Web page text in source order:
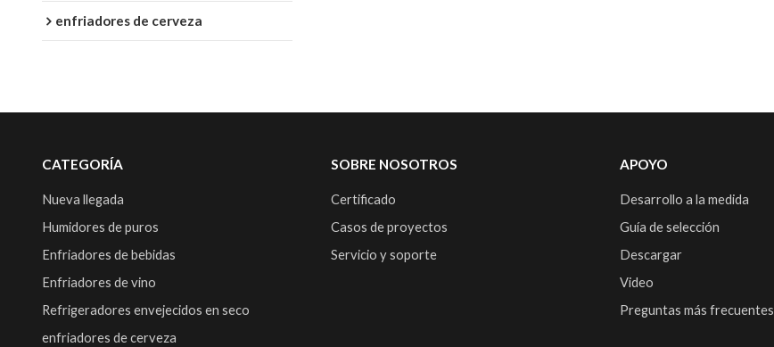
enfriadores de cerveza
CATEGORÍA
Nueva llegada
Humidores de puros
Enfriadores de bebidas
Enfriadores de vino
Refrigeradores envejecidos en seco
enfriadores de cerveza
SOBRE NOSOTROS
Certificado
Casos de proyectos
Servicio y soporte
APOYO
Desarrollo a la medida
Guía de selección
Descargar
Video
Preguntas más frecuentes